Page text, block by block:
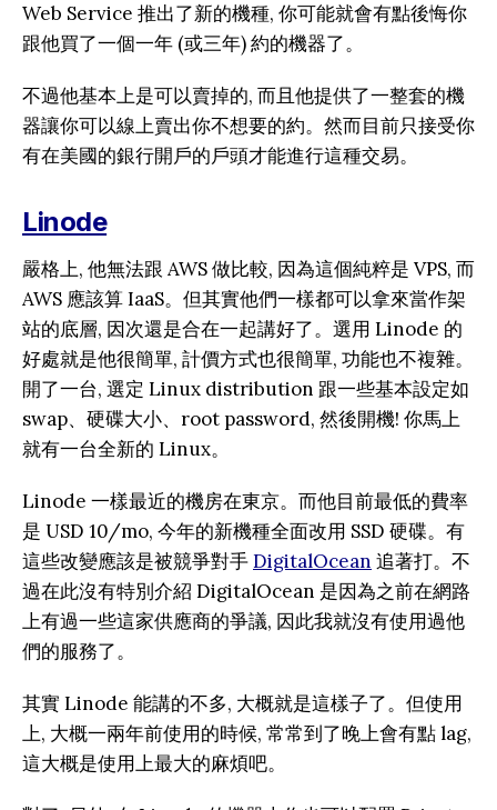
Web Service 推出了新的機種, 你可能就會有點後悔你
跟他買了一個一年 (或三年) 約的機器了。
不過他基本上是可以賣掉的, 而且他提供了一整套的機
器讓你可以線上賣出你不想要的約。然而目前只接受你
有在美國的銀行開戶的戶頭才能進行這種交易。
Linode
嚴格上, 他無法跟 AWS 做比較, 因為這個純粹是 VPS, 而
AWS 應該算 IaaS。但其實他們一樣都可以拿來當作架
站的底層, 因次還是合在一起講好了。選用 Linode 的
好處就是他很簡單, 計價方式也很簡單, 功能也不複雜。
開了一台, 選定 Linux distribution 跟一些基本設定如
swap、硬碟大小、root password, 然後開機! 你馬上
就有一台全新的 Linux。
Linode 一樣最近的機房在東京。而他目前最低的費率
是 USD 10/mo, 今年的新機種全面改用 SSD 硬碟。有
這些改變應該是被競爭對手DigitalOcean 追著打。不
過在此沒有特別介紹 DigitalOcean 是因為之前在網路
上有過一些這家供應商的爭議, 因此我就沒有使用過他
們的服務了。
其實 Linode 能講的不多, 大概就是這樣子了。但使用
上, 大概一兩年前使用的時候, 常常到了晚上會有點 lag,
這大概是使用上最大的麻煩吧。